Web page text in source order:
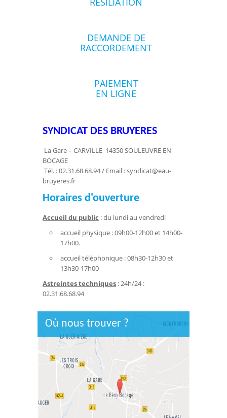
DEMANDE DE
RACCORDEMENT
PAIEMENT
EN LIGNE
SYNDICAT DES BRUYERES
La Gare – CARVILLE 14350 SOULEUVRE EN
BOCAGE
Tél. : 02.31.68.68.94 / Email : syndicat@eau-
bruyeres.fr
Horaires d'ouverture
Accueil du public : du lundi au vendredi
accueil physique : 09h00-12h00 et 14h00-
17h00.
accueil téléphonique : 08h30-12h30 et
13h30-17h00
Astreintes techniques : 24h/24 :
02.31.68.68.94
Où nous trouver ?